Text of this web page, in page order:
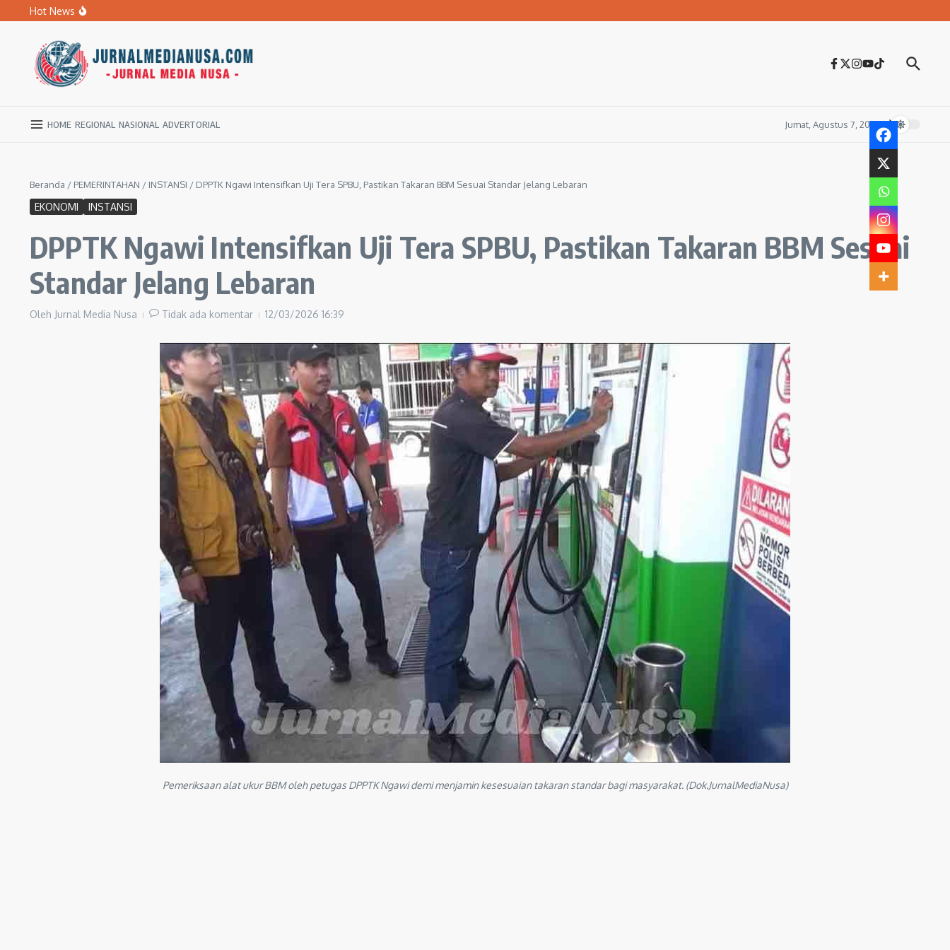
Lewati ke konten
Hot News
Kupas Pola Asuh Berbasis Otak Anak, SD Muhammadiyah 1 Ngawi Gelar Seminar Golden Parenting
HOME REGIONAL NASIONAL ADVERTORIAL Jumat, Agustus 7, 2026
Beranda / PEMERINTAHAN / INSTANSI / DPPTK Ngawi Intensifkan Uji Tera SPBU, Pastikan Takaran BBM Sesuai Standar Jelang Lebaran
EKONOMI INSTANSI
DPPTK Ngawi Intensifkan Uji Tera SPBU, Pastikan Takaran BBM Sesuai
Standar Jelang Lebaran
Oleh Jurnal Media Nusa Tidak ada komentar 12/03/2026 16:39
Pemeriksaan alat ukur BBM oleh petugas DPPTK Ngawi demi menjamin kesesuaian takaran standar bagi masyarakat. (Dok.JurnalMediaNusa)